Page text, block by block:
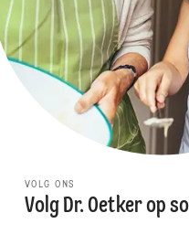
VOLG ONS
Volg Dr. Oetker op